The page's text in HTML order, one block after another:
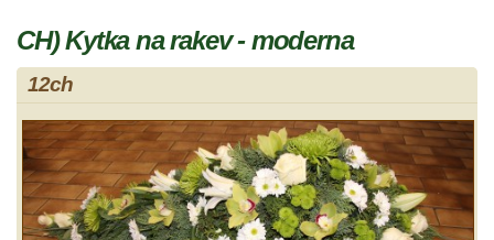
CH) Kytka na rakev - moderna
12ch